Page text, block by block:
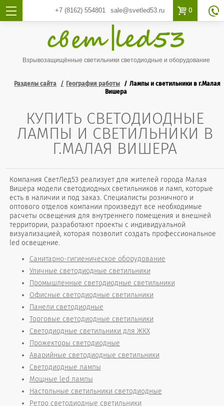
+7 (8162)554801 sale@svetled53.ru  0 
Взрывозащищённые светильники светодиодные и оборудование
Разделы сайта География работы
Лампы и светильники в г.Малая
Вишера
КУПИТЬ СВЕТОДИОДНЫЕ
ЛАМПЫ И СВЕТИЛЬНИКИ В
Г.МАЛАЯ ВИШЕРА
Компания СветЛед53 реализует для жителей города Малая
Вишера модели светодиодных светильников и ламп, которые
есть в наличии и под заказ. Специалисты розничного и
оптового отделов компании произведут все необходимые
расчеты освещения для внутреннего помещения и внешней
территории, разработают проекты с индивидуальной
визуализацией, которая позволит создать профессиональное
led освещение.
Санитарно-гигиеническое оборудование
Уличные светодиодные светильники
Промышленные светодиодные светильники
Офисные светодиодные светильники
Панели светодиодные
Торговые светодиодные светильники
Светодиодные светильники для ЖКХ
Прожекторы светодиодные
Аварийные светодиодные светильники
Светодиодные лампы
Мощные led лампы
Настольные светильники светодиодные
Ретро светодиодные светильники